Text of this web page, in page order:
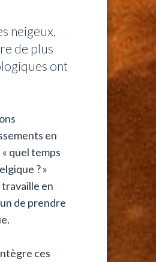
neigeux,
de plus
ont
en
quel temps
? »
en
de prendre
ces